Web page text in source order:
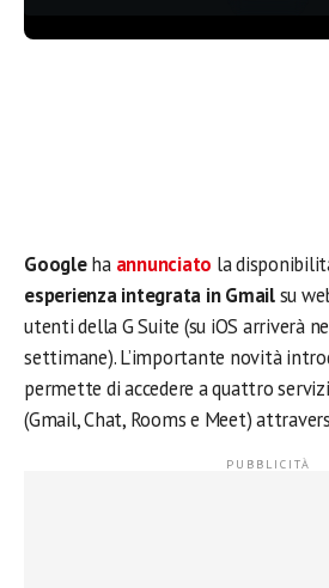
Googleha annunciato la
esperienza integrata in Gmailsu
utenti della G Suite (su iOS arriverà
settimane). L’importante novità
permette di accedere a quattro
(Gmail, Chat, Rooms e Meet)